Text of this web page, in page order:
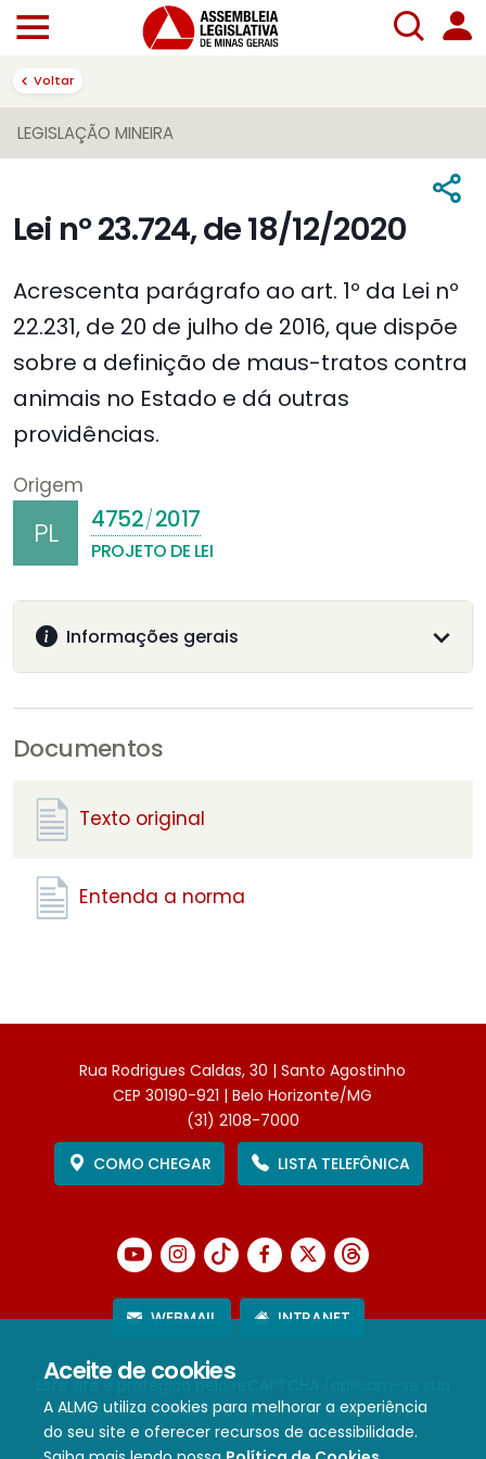
Aceite de cookies
A ALMG utiliza cookies para melhorar a experiência
do seu site e oferecer recursos de acessibilidade.
Voltar
LEGISLAÇÃO MINEIRA
Lei nº 23.724, de 18/12/2020
Acrescenta parágrafo ao art. 1º da Lei nº
22.231, de 20 de julho de 2016, que dispõe
sobre a definição de maus-tratos contra
animais no Estado e dá outras
providências.
Origem
PL 4752/2017
PROJETO DE LEI
Informações gerais
Documentos
Texto original
Entenda a norma
Rua Rodrigues Caldas, 30 | Santo Agostinho
CEP 30190-921 | Belo Horizonte/MG
(31) 2108-7000
COMO CHEGAR
LISTA TELEFÔNICA
WEBMAIL INTRANET
Este site é protegido pelo reCAPTCHA (aplicam-se sua
Política de PrivacidadeeTermos de Serviço).